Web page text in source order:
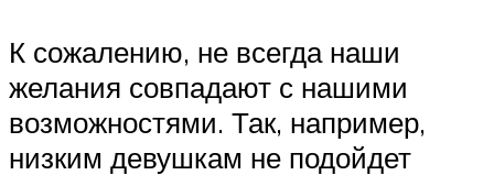
К сожалению, не всегда наши
желания совпадают с нашими
возможностями. Так, например,
низким девушкам не подойдет